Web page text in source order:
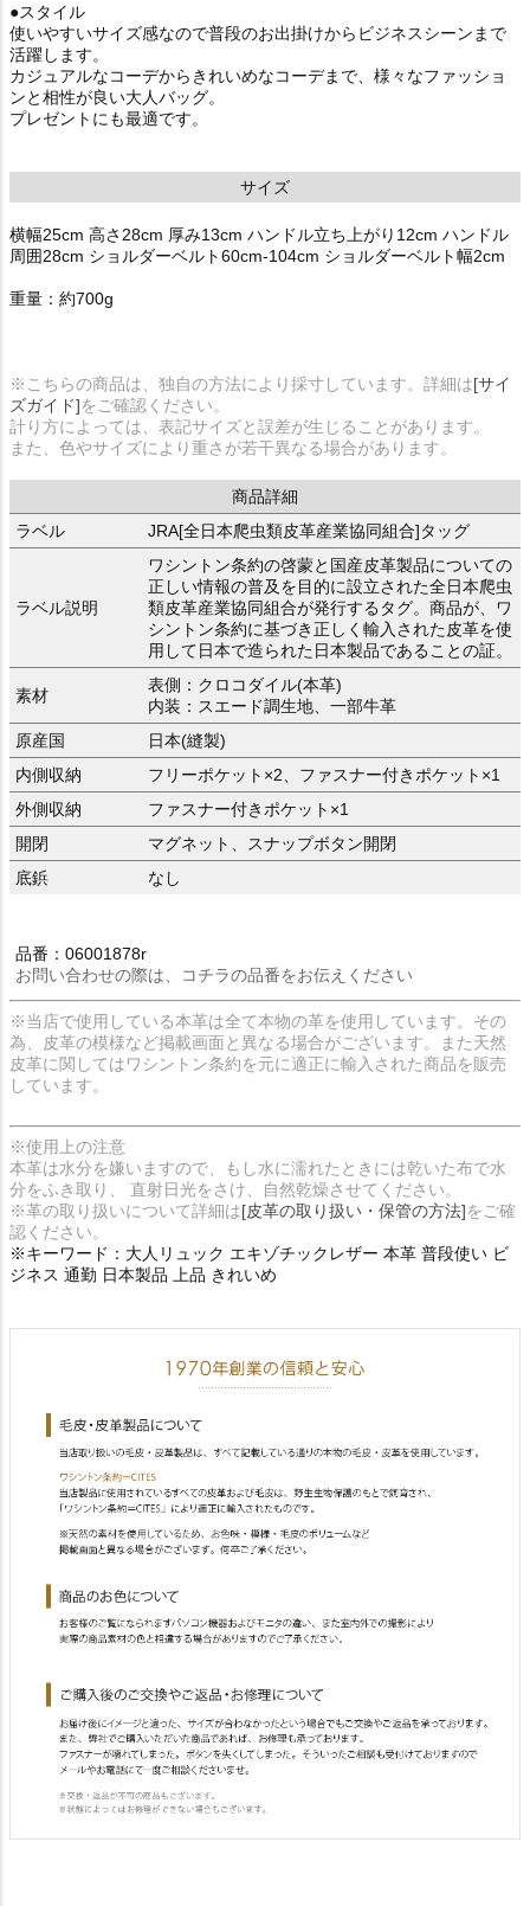
●スタイル
使いやすいサイズ感なので普段のお出掛けからビジネスシーンまで
活躍します。
カジュアルなコーデからきれいめなコーデまで、様々なファッショ
ンと相性が良い大人バッグ。
プレゼントにも最適です。
サイズ
横幅25cm 高さ28cm 厚み13cm ハンドル立ち上がり12cm ハンドル
周囲28cm ショルダーベルト60cm-104cm ショルダーベルト幅2cm
重量：約700g
※こちらの商品は、独自の方法により採寸しています。詳細は[サイ
ズガイド]をご確認ください。
計り方によっては、表記サイズと誤差が生じることがあります。
また、色やサイズにより重さが若干異なる場合があります。
商品詳細
ラベル
JRA[全日本爬虫類皮革産業協同組合]タッグ
ラベル説明
ワシントン条約の啓蒙と国産皮革製品についての
正しい情報の普及を目的に設立された全日本爬虫
類皮革産業協同組合が発行するタグ。商品が、ワ
シントン条約に基づき正しく輸入された皮革を使
用して日本で造られた日本製品であることの証。
素材
表側：クロコダイル(本革)
内装：スエード調生地、一部牛革
原産国
日本(縫製)
内側収納
フリーポケット×2、ファスナー付きポケット×1
外側収納
ファスナー付きポケット×1
開閉
マグネット、スナップボタン開閉
底鋲
なし
品番：06001878r
お問い合わせの際は、コチラの品番をお伝えください
※当店で使用している本革は全て本物の革を使用しています。その
為、皮革の模様など掲載画面と異なる場合がございます。また天然
皮革に関してはワシントン条約を元に適正に輸入された商品を販売
しています。
※使用上の注意
本革は水分を嫌いますので、もし水に濡れたときには乾いた布で水
分をふき取り、 直射日光をさけ、自然乾燥させてください。
※革の取り扱いについて詳細は[皮革の取り扱い・保管の方法]をご確
認ください。
※キーワード：大人リュック エキゾチックレザー 本革 普段使い ビ
ジネス 通勤 日本製品 上品 きれいめ